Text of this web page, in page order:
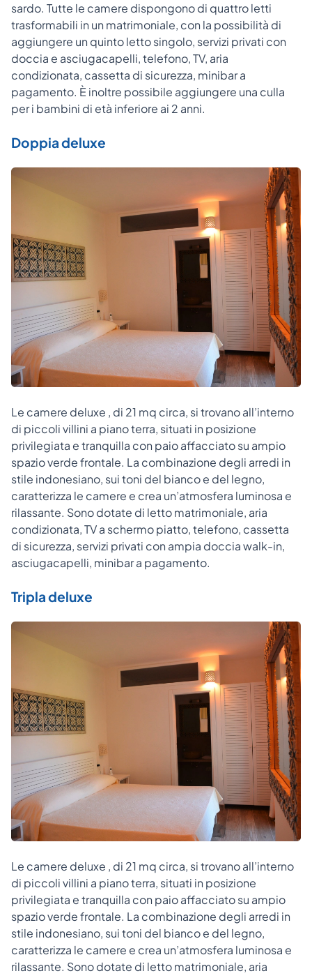
sardo. Tutte le camere dispongono di quattro letti
trasformabili in un matrimoniale, con la possibilità di
aggiungere un quinto letto singolo, servizi privati con
doccia e asciugacapelli, telefono, TV, aria
condizionata, cassetta di sicurezza, minibar a
pagamento. È inoltre possibile aggiungere una culla
per i bambini di età inferiore ai 2 anni.
Doppia deluxe
Le camere deluxe , di 21 mq circa, si trovano all’interno
di piccoli villini a piano terra, situati in posizione
privilegiata e tranquilla con paio affacciato su ampio
spazio verde frontale. La combinazione degli arredi in
stile indonesiano, sui toni del bianco e del legno,
caratterizza le camere e crea un’atmosfera luminosa e
rilassante. Sono dotate di letto matrimoniale, aria
condizionata, TV a schermo piatto, telefono, cassetta
di sicurezza, servizi privati con ampia doccia walk-in,
asciugacapelli, minibar a pagamento.
Tripla deluxe
Le camere deluxe , di 21 mq circa, si trovano all’interno
di piccoli villini a piano terra, situati in posizione
privilegiata e tranquilla con paio affacciato su ampio
spazio verde frontale. La combinazione degli arredi in
stile indonesiano, sui toni del bianco e del legno,
caratterizza le camere e crea un’atmosfera luminosa e
rilassante. Sono dotate di letto matrimoniale, aria